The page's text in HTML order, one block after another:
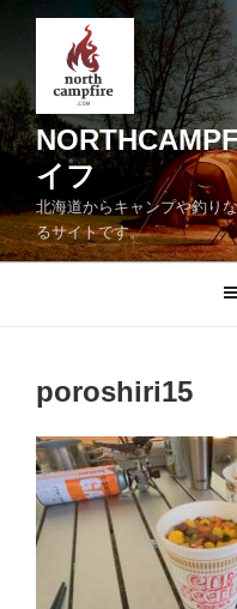
ン
ツ
へ
キ
ッ
イフ
北海道からキャンプや釣り
るサイトです。
poroshiri15